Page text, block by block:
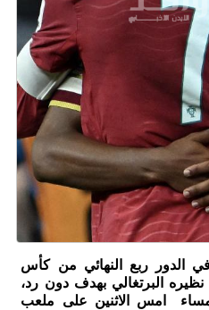
الدور ربع النهائي من كأس
على نظيره البرتغالي بهدف دون رد،
مساء امس الاثنين على ملعب